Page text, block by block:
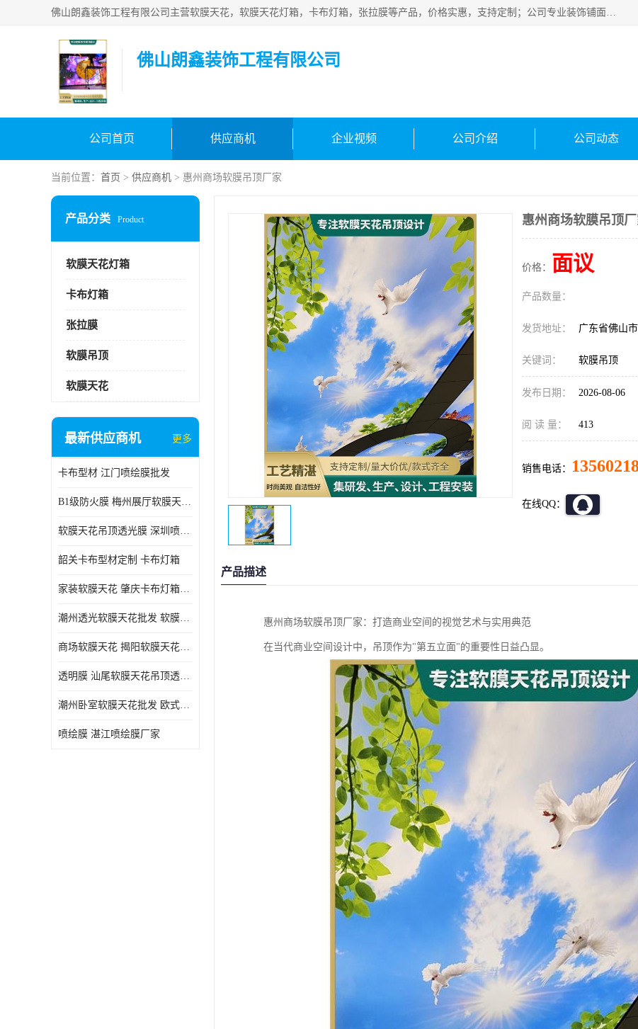
佛山朗鑫装饰工程有限公司主营软膜天花，软膜天花灯箱，卡布灯箱，张拉膜等产品，价格实惠，支持定制；公司专业装饰铺面，家居，会展特装，软膜等工程，技能精良人员，安装快、价格合理，质量保证、热诚与各方有识人士合作，欢迎新老客户来电咨询。
佛山朗鑫装饰工程有限公司
公司首页 供应商机 企业视频 公司介绍 公司动态
当前位置： 首页 > 供应商机 > 惠州商场软膜吊顶厂家
产品分类 Product
软膜天花灯箱
卡布灯箱
张拉膜
软膜吊顶
软膜天花
最新供应商机 更多
卡布型材 江门喷绘膜批发
B1级防火膜 梅州展厅软膜天花批发
软膜天花吊顶透光膜 深圳喷绘膜批发
韶关卡布型材定制 卡布灯箱
家装软膜天花 肇庆卡布灯箱批发
潮州透光软膜天花批发 软膜天花
商场软膜天花 揭阳软膜天花吊顶透光膜批发
透明膜 汕尾软膜天花吊顶透光膜定制
潮州卧室软膜天花批发 欧式软膜天花
喷绘膜 湛江喷绘膜厂家
惠州商场软膜吊顶
价格： 面议
产品数量：
发货地址： 广东省佛山
关键词： 软膜吊顶
发布日期： 2026-08-06
阅 读 量： 413
销售电话：
在线QQ：
产品描述
惠州商场软膜吊顶厂家：打造商业空间的视觉艺术与实用典范
在当代商业空间设计中，吊顶作为"第五立面"的重要性日益凸显。